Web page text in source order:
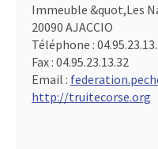
Immeuble &quot,Les
20090 AJACCIO
Téléphone :
Fax : 04.95.23.13.32
Email :
http://truitecorse.org